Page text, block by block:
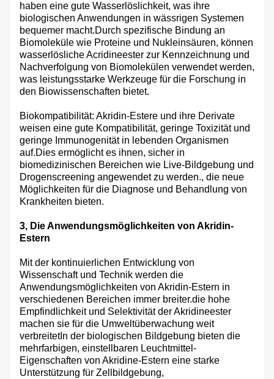
haben eine gute Wasserlöslichkeit, was ihre
biologischen Anwendungen in wässrigen Systemen
bequemer macht.Durch spezifische Bindung an
Biomoleküle wie Proteine und Nukleinsäuren, können
wasserlösliche Acridineester zur Kennzeichnung und
Nachverfolgung von Biomolekülen verwendet werden,
was leistungsstarke Werkzeuge für die Forschung in
den Biowissenschaften bietet.
Biokompatibilität: Akridin-Estere und ihre Derivate
weisen eine gute Kompatibilität, geringe Toxizität und
geringe Immunogenität in lebenden Organismen
auf.Dies ermöglicht es ihnen, sicher in
biomedizinischen Bereichen wie Live-Bildgebung und
Drogenscreening angewendet zu werden., die neue
Möglichkeiten für die Diagnose und Behandlung von
Krankheiten bieten.
3, Die Anwendungsmöglichkeiten von Akridin-
Estern
Mit der kontinuierlichen Entwicklung von
Wissenschaft und Technik werden die
Anwendungsmöglichkeiten von Akridin-Estern in
verschiedenen Bereichen immer breiter.die hohe
Empfindlichkeit und Selektivität der Akridineester
machen sie für die Umweltüberwachung weit
verbreitetIn der biologischen Bildgebung bieten die
mehrfarbigen, einstellbaren Leuchtmittel-
Eigenschaften von Akridine-Estern eine starke
Unterstützung für Zellbildgebung,